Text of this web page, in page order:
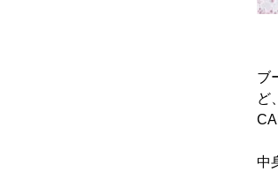
ブ
ど
中